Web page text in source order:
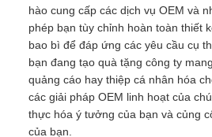
hào cung cấp các dịch vụ OEM và
phép bạn tùy chỉnh hoàn toàn thiết
bao bì để đáp ứng các yêu cầu cụ
bạn đang tạo quà tặng công ty
quảng cáo hay thiệp cá nhân hóa
các giải pháp OEM linh hoạt của
thực hóa ý tưởng của bạn và củng
của bạn.